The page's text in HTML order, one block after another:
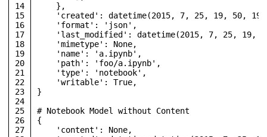
14
15
16
17
18
19
20
21
22
23
24
25
26
27
    },
'created' : datetime(2015, 7, 25, 19, 50, 19
'format' : 'json' ,
'last_modified' : datetime(2015, 7, 25, 19,
'mimetype' : None,
'name' : 'a.ipynb' ,
'path' : 'foo/a.ipynb' ,
'type' : 'notebook' ,
'writable' : True,
}
# Notebook Model without Content
{
'content' : None,